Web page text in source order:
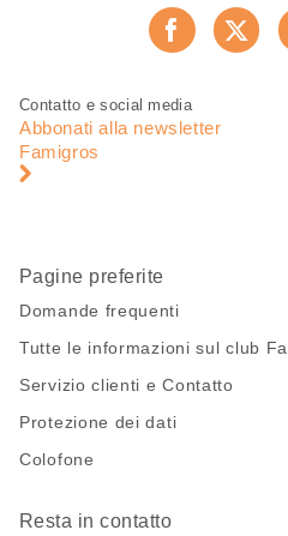
Piè
pagina
Navigazione
pagina
Contatto e social media
Abbonati alla newsletter
Famigros
Pagine preferite
Domande frequenti
Tutte le informazioni sul club
Servizio clienti e Contatto
Protezione dei dati
Colofone
Resta in contatto